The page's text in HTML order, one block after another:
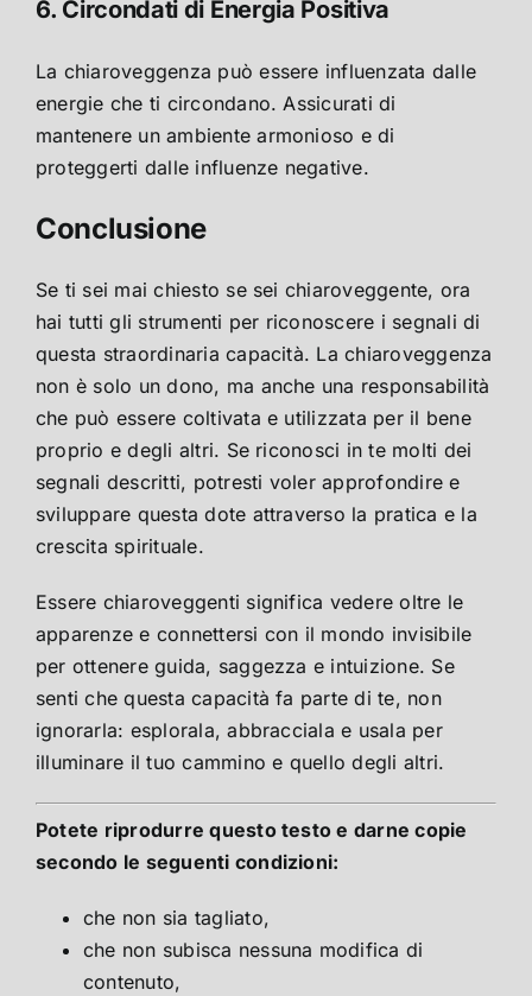
6. Circondati di Energia Positiva
La chiaroveggenza può essere influenzata dalle
energie che ti circondano. Assicurati di
mantenere un ambiente armonioso e di
proteggerti dalle influenze negative.
Conclusione
Se ti sei mai chiesto se sei chiaroveggente, ora
hai tutti gli strumenti per riconoscere i segnali di
questa straordinaria capacità. La chiaroveggenza
non è solo un dono, ma anche una responsabilità
che può essere coltivata e utilizzata per il bene
proprio e degli altri. Se riconosci in te molti dei
segnali descritti, potresti voler approfondire e
sviluppare questa dote attraverso la pratica e la
crescita spirituale.
Essere chiaroveggenti significa vedere oltre le
apparenze e connettersi con il mondo invisibile
per ottenere guida, saggezza e intuizione. Se
senti che questa capacità fa parte di te, non
ignorarla: esplorala, abbracciala e usala per
illuminare il tuo cammino e quello degli altri.
Potete riprodurre questo testo e darne copie
secondo le seguenti condizioni:
che non sia tagliato,
che non subisca nessuna modifica di
contenuto,